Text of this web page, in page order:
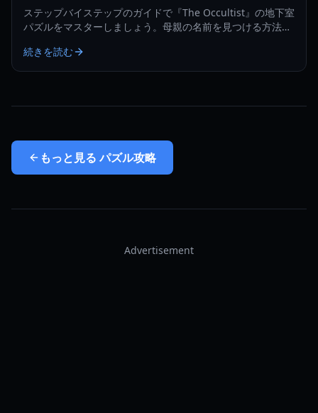
ステップバイステップのガイドで『The Occultist』の地下室
パズルをマスターしましょう。母親の名前を見つける方法、
続きを読む
もっと見る パズル攻略
Advertisement